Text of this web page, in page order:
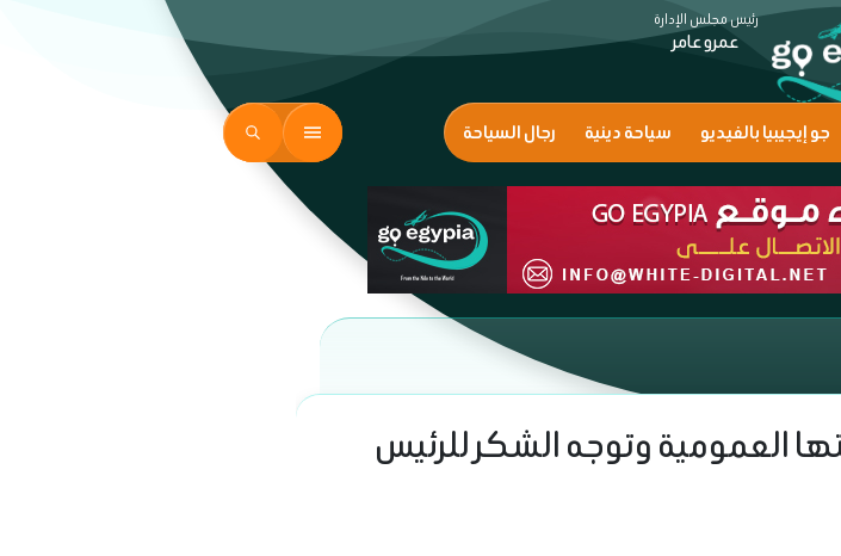
رئيس مجلس الإدارة
عمرو عامر
جو إيجيبيا بالفيديو سياحة دينية رجال السياحة
العمومية وتوجه الشكر للرئيس